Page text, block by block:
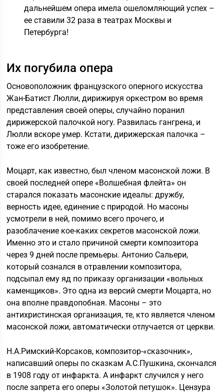
дальнейшем опера имела ошеломляющий успех –
ее ставили 32 раза в театрах Москвы и
Петербурга!
Их погубила опера
Основоположник французского оперного искусства
Жан-Батист Люлли, дирижируя оркестром во время
представления своей оперы, случайно поранил
дирижерской палочкой ногу. Развилась гангрена, и
Люлли вскоре умер. Кстати, дирижерская палочка –
тоже его изобретение.
Моцарт, как известно, был членом масонской ложи. В
своей последней опере «Волшебная флейта» он
старался показать масонские идеалы: дружбу,
верность идее, единение с природой. Но масоны
усмотрели в ней, помимо всего прочего, и
разоблачение кое-каких секретов масонской ложи.
Именно это и стало причиной смерти композитора
через 9 дней после премьеры. Антонио Сальери,
который сознался в отравлении композитора,
подсыпал ему яд по приказу организации «вольных
каменщиков». Это одна из версий смерти Моцарта, но
она вполне правдопобная. Масоны – это
антихристинская организация, те, кто является членом
масонской ложи, автоматически отлучается от церкви.
Н.А.Римский-Корсаков, композитор-«сказочник»,
написавший оперы по сказкам А.С.Пушкина, скончался
в 1908 году от инфаркта. А инфаркт случился у него
после запрета его оперы «Золотой петушок». Цензура